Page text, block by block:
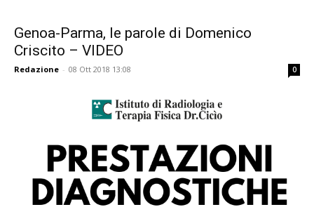
Genoa-Parma, le parole di Domenico
Criscito – VIDEO
Redazione - 08 Ott 2018 13:08 0